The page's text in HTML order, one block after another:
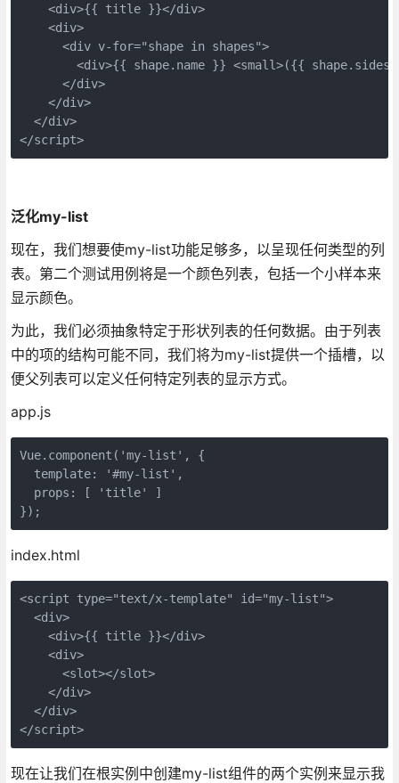
    <div>{{ title }}</div>
    <div>
      <div v-for="shape in shapes">
<div>{{ shape.name }} <small>({{ shape.sides
      </div>
    </div>
  </div>
</script>
泛化my-list
现在，我们想要使my-list功能足够多，以呈现任何类型的列
表。第二个测试用例将是一个颜色列表，包括一个小样本来
显示颜色。
为此，我们必须抽象特定于形状列表的任何数据。由于列表
中的项的结构可能不同，我们将为my-list提供一个插槽，以
便父列表可以定义任何特定列表的显示方式。
app.js
Vue.component('my-list', {
  template: '#my-list',
  props: [ 'title' ]
});
index.html
<script type="text/x-template" id="my-list">
  <div>
    <div>{{ title }}</div>
    <div>
      <slot></slot>
    </div>
  </div>
</script>
现在让我们在根实例中创建my-list组件的两个实例来显示我